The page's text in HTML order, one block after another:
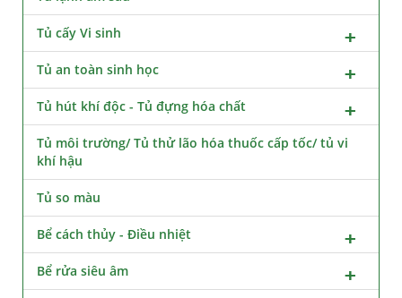
Tủ cấy Vi sinh
Tủ an toàn sinh học
Tủ hút khí độc - Tủ đựng hóa chất
Tủ môi trường/ Tủ thử lão hóa thuốc cấp tốc/ tủ vi
khí hậu
Tủ so màu
Bể cách thủy - Điều nhiệt
Bể rửa siêu âm